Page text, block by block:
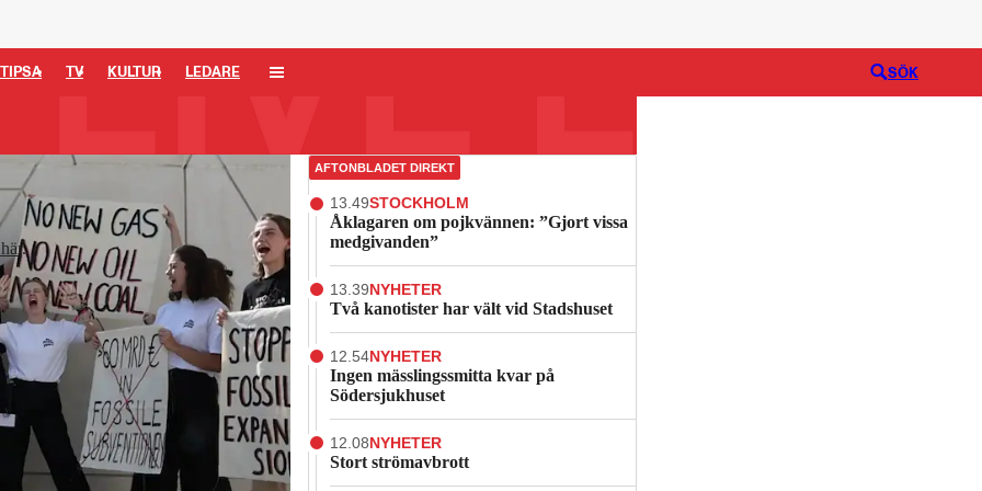
TIPSA TV KULTUR LEDARE SÖK
.
AFTONBLADET DIREKT
13.49STOCKHOLM
Åklagaren om pojkvännen: ”Gjort vissa
medgivanden”
13.39NYHETER
Två kanotister har vält vid Stadshuset
12.54NYHETER
Ingen mässlingssmitta kvar på
Södersjukhuset
12.08NYHETER
Stort strömavbrott